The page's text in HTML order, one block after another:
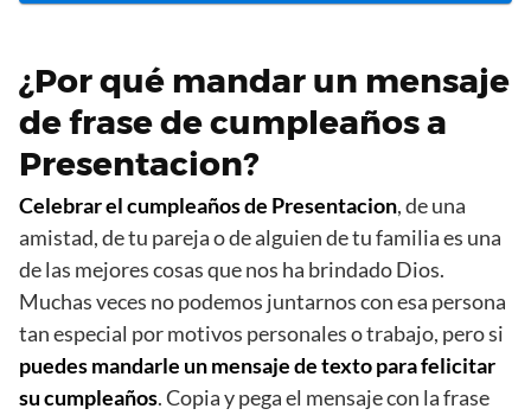
¿Por qué mandar un mensaje
de frase de cumpleaños a
Presentacion?
Celebrar el cumpleaños de Presentacion, de una
amistad, de tu pareja o de alguien de tu familia es una
de las mejores cosas que nos ha brindado Dios.
Muchas veces no podemos juntarnos con esa persona
tan especial por motivos personales o trabajo, pero si
puedes mandarle un mensaje de texto para felicitar
su cumpleaños. Copia y pega el mensaje con la frase